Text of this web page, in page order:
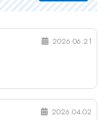
2026.06.21
2026.04.02